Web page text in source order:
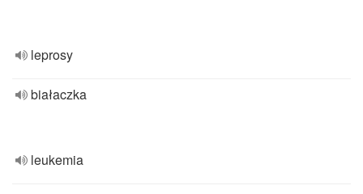
leprosy
białaczka
leukemia